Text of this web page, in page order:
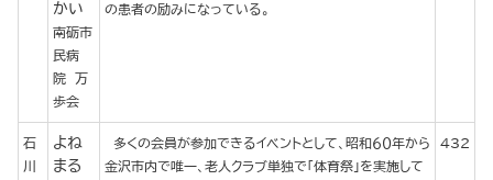
かい
南砺市
民病
院 万
歩会
の患者の励みになっている。
石
川
よね
まる
多くの会員が参加できるイベントとして、昭和６０年から
金沢市内で唯一、老人クラブ単独で「体育祭」を実施して
432